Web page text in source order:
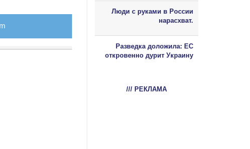
Люди с руками в России
нарасхват.
Разведка доложила: ЕС
откровенно дурит Украину
/// РЕКЛАМА